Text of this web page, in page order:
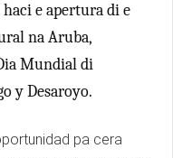
e apertura di e
na Aruba,
Mundial di
y Desaroyo.
pa cera